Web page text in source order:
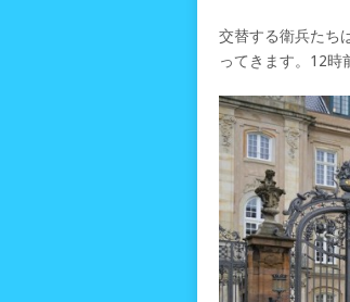
交替する衛兵たち
ってきます。12時